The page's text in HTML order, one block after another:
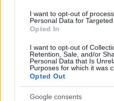
I want to opt-out of
Personal Data for Targeted
Opted In
I want to opt-out of
Retention, Sale, and/or
Personal Data that Is
Purposes for which it was
Opted Out
Google consents
TEMI:
Caos Treno Olbia-
Giuseppe Meloni
Notizie Gallura
Notizie
Treno Olbia-Cagliari